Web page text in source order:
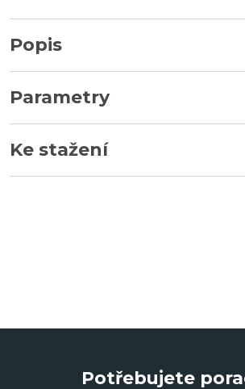
Popis
Parametry
Ke stažení
Potřebujete